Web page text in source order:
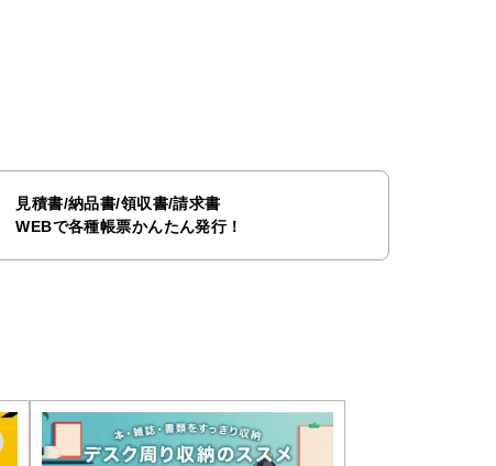
見積書/納品書/領収書/請求書
WEBで各種帳票かんたん発行！